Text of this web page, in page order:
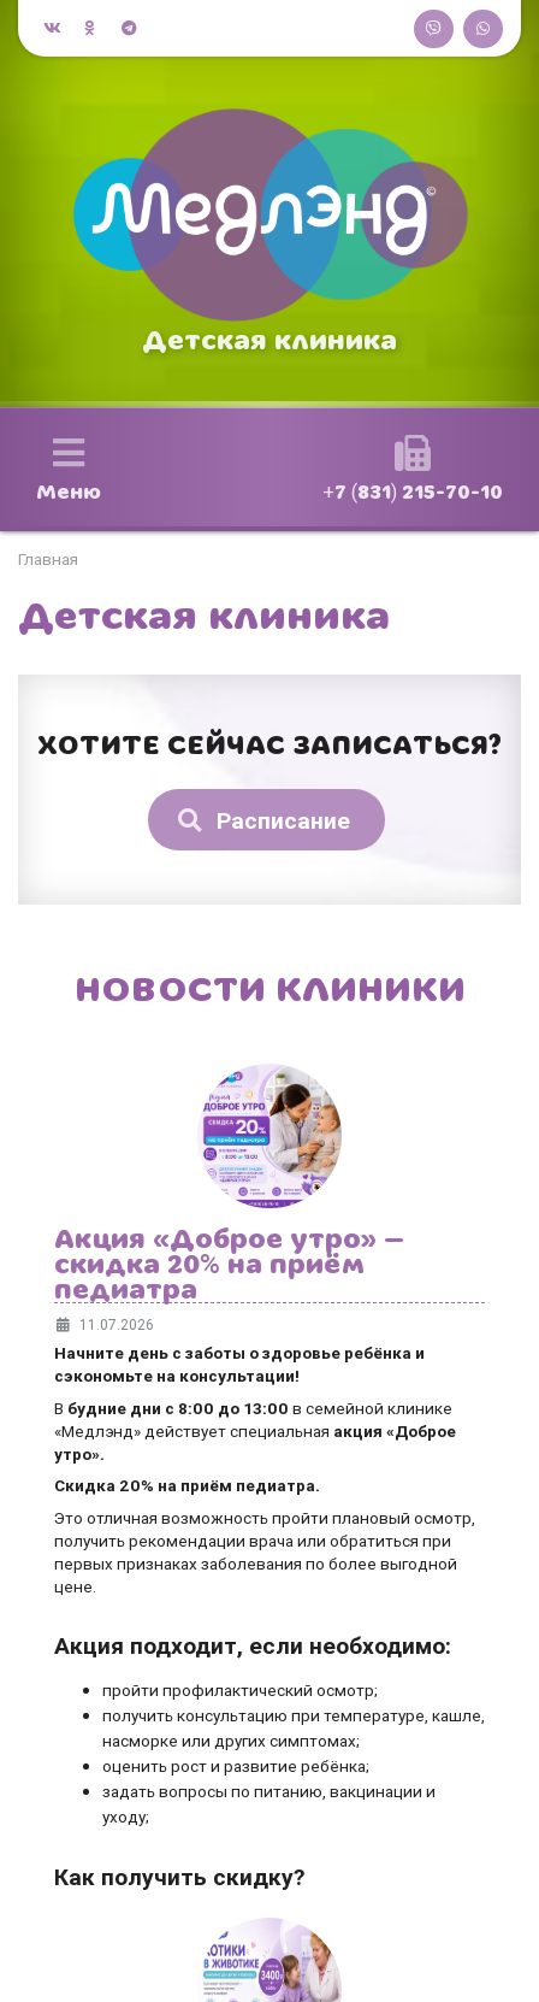
Детская клиника
Меню +7 (831) 215-70-10
Главная
Детская клиника
ХОТИТЕ СЕЙЧАС ЗАПИСАТЬСЯ?
Расписание
НОВОСТИ КЛИНИКИ
Акция «Доброе утро» —
скидка 20% на приём
педиатра
11.07.2026
Начните день с заботы о здоровье ребёнка и
сэкономьте на консультации!
В будние дни с 8:00 до 13:00 в семейной клинике
«Медлэнд» действует специальная акция «Доброе
утро».
Скидка 20% на приём педиатра.
Это отличная возможность пройти плановый осмотр,
получить рекомендации врача или обратиться при
первых признаках заболевания по более выгодной
цене.
Акция подходит, если необходимо:
пройти профилактический осмотр;
получить консультацию при температуре, кашле,
насморке или других симптомах;
оценить рост и развитие ребёнка;
задать вопросы по питанию, вакцинации и
уходу;
Как получить скидку?